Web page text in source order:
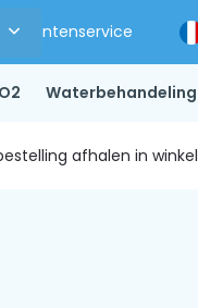
Klantenservice
Waterbehandeling
afhalen in winkel